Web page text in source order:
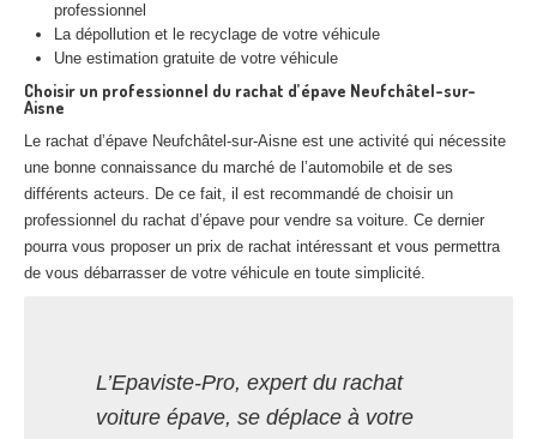
professionnel
La dépollution et le recyclage de votre véhicule
Une estimation gratuite de votre véhicule
Choisir un professionnel du rachat d’épave Neufchâtel-sur-
Aisne
Le rachat d’épave Neufchâtel-sur-Aisne est une activité qui nécessite
une bonne connaissance du marché de l’automobile et de ses
différents acteurs. De ce fait, il est recommandé de choisir un
professionnel du rachat d’épave pour vendre sa voiture. Ce dernier
pourra vous proposer un prix de rachat intéressant et vous permettra
de vous débarrasser de votre véhicule en toute simplicité.
L’Epaviste-Pro, expert du rachat
voiture épave, se déplace à votre